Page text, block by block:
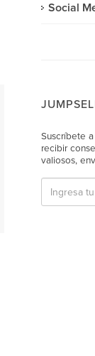
Social
Suscríbete
recibir
valiosos,